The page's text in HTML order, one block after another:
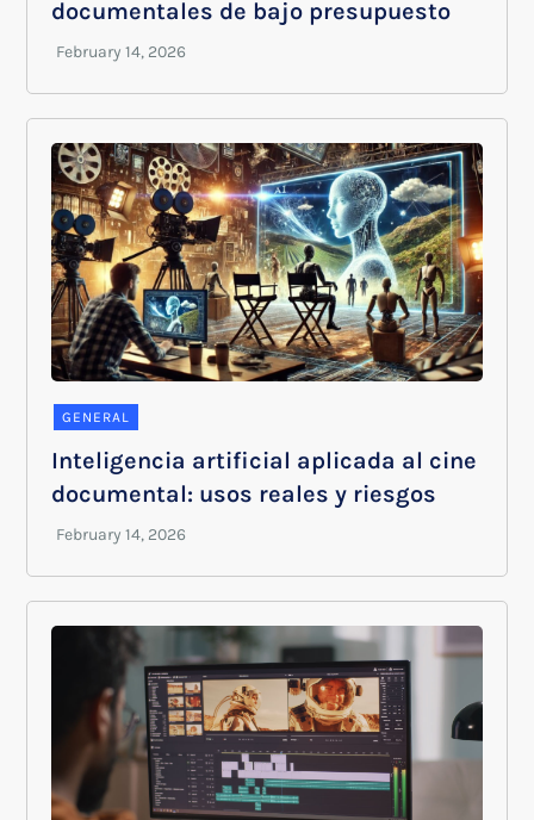
documentales de bajo presupuesto
GENERAL
Inteligencia artificial aplicada al cine
documental: usos reales y riesgos